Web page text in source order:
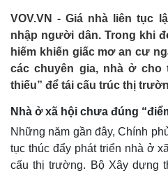
VOV.VN - Giá nhà liên tục
nhập người dân. Trong khi
hiếm khiến giấc mơ an cư
các chuyên gia, nhà ở cho
thiếu” để tái cấu trúc thị
Nhà ở xã hội chưa đúng
Những năm gần đây, Chính
tục thúc đẩy phát triển nhà ở
cấu thị trường. Bộ Xây dựng